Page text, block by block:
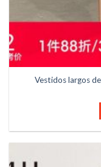
Vestidos largos